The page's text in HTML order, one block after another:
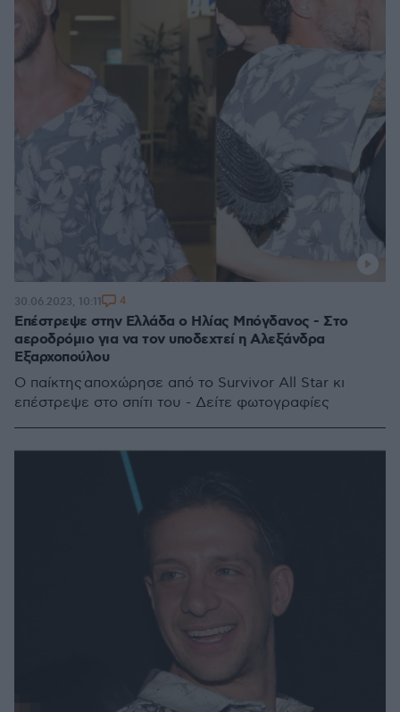
Επέστρεψε στην Ελλάδα ο Ηλίας Μπόγδανος - Στο
αεροδρόμιο για να τον υποδεχτεί η Αλεξάνδρα
Εξαρχοπούλου
Ο παίκτης αποχώρησε από το Survivor All Star κι
επέστρεψε στο σπίτι του - Δείτε φωτογραφίες
30.06.2023, 10:11 4